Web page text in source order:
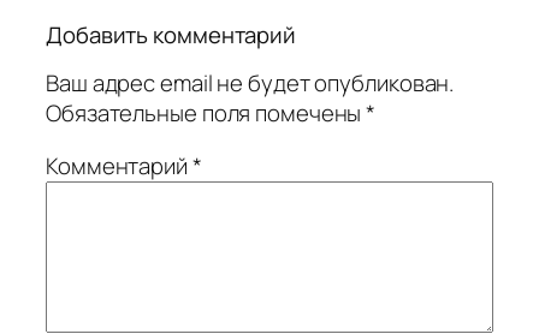
Добавить комментарий
Ваш адрес email не будет опубликован.
Обязательные поля помечены*
Комментарий*